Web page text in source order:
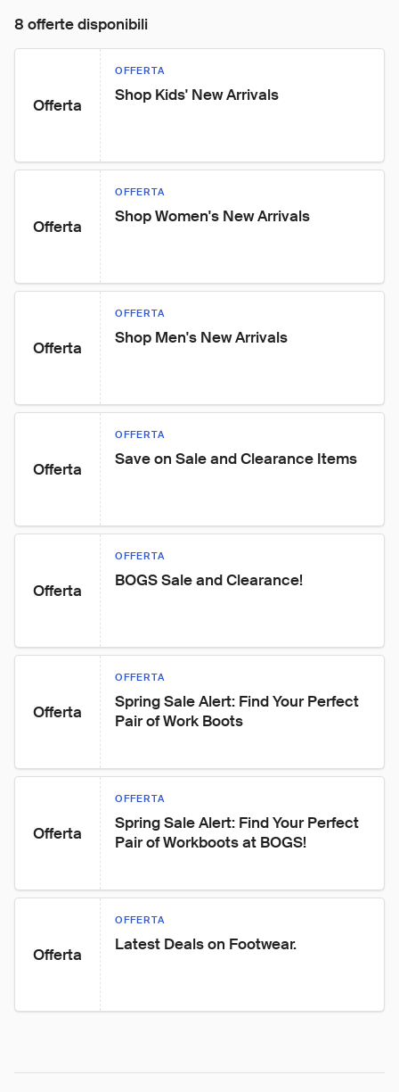
8 offerte disponibili
Offerta
OFFERTA
Shop Kids' New Arrivals
Offerta
OFFERTA
Shop Women's New Arrivals
Offerta
OFFERTA
Shop Men's New Arrivals
Offerta
OFFERTA
Save on Sale and Clearance Items
Offerta
OFFERTA
BOGS Sale and Clearance!
Offerta
OFFERTA
Spring Sale Alert: Find Your Perfect
Pair of Work Boots
Offerta
OFFERTA
Spring Sale Alert: Find Your Perfect
Pair of Workboots at BOGS!
Offerta
OFFERTA
Latest Deals on Footwear.